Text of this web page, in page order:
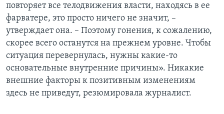
повторяет все телодвижения власти, находясь в ее
фарватере, это просто ничего не значит, –
утверждает она. – Поэтому гонения, к сожалению,
скорее всего останутся на прежнем уровне. Чтобы
ситуация перевернулась, нужны какие-то
основательные внутренние причины». Никакие
внешние факторы к позитивным изменениям
здесь не приведут, резюмировала журналист.